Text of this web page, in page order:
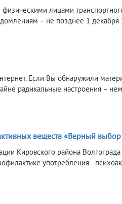
лицами
– не позднее 1 декабря
Если Вы обнаружили
радикальные настроения –
веществ «Верный
Кировского района
употребления